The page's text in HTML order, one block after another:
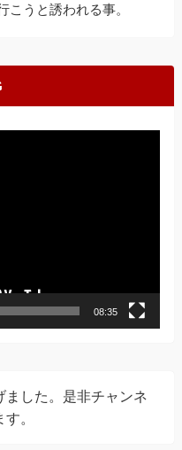
こうと誘われる事。
08:35
ました。是非チャンネ
。